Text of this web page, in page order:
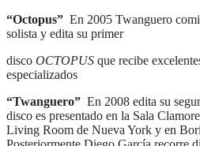
“Octopus” En 2005 Twanguero
solista y edita su primer
disco OCTOPUS que recibe
especializados
“Twanguero” En 2008 edita su
disco es presentado en la Sala
Living Room de Nueva York y en